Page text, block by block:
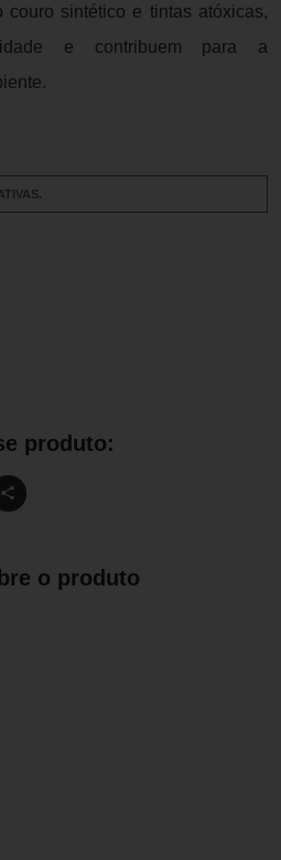
couro sintético e tintas atóxicas,
e contribuem para a
produto:
o produto